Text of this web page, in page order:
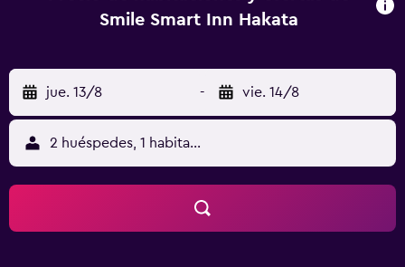
Smile Smart Inn Hakata
jue. 13/8 - vie. 14/8
2 huéspedes, 1 habitación